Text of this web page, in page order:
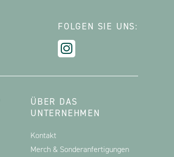
FOLGEN SIE UNS:
ÜBER DAS
UNTERNEHMEN
Kontakt
Merch & Sonderanfertigungen